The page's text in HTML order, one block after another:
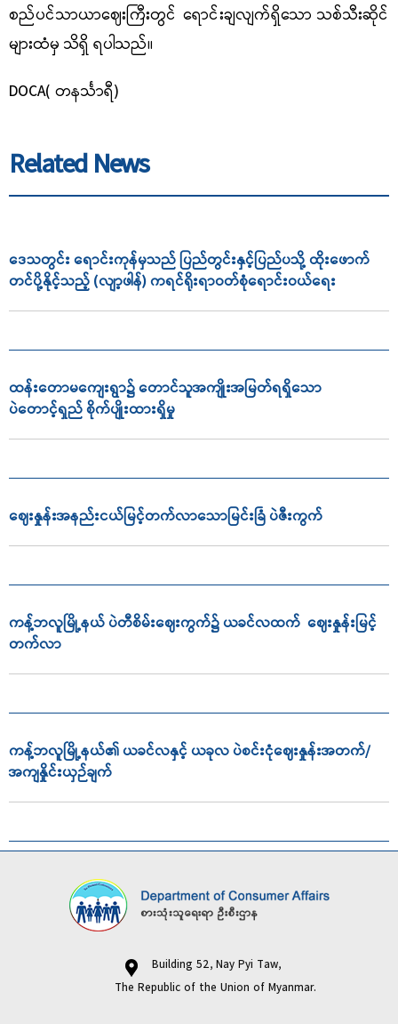
စည်ပင်သာယာဈေးကြီးတွင် ရောင်းချလျက်ရှိသော သစ်သီးဆိုင်
များထံမှ သိရှိ ရပါသည်။
DOCA( တနင်္သာရီ)
Related News
ဒေသတွင်း ရောင်းကုန်မှသည် ပြည်တွင်းနှင့်ပြည်ပသို့ ထိုးဖောက်
တင်ပို့နိုင့်သည့် (လျာ့ဖါန်) ကရင်ရိုးရာဝတ်စုံရောင်းဝယ်ရေး
ထန်းတောမကျေးရွာ၌ တောင်သူအကျိုးအမြတ်ရရှိသော
ပဲတောင့်ရှည် စိုက်ပျိုးထားရှိမှု
ဈေးနှုန်းအနည်းငယ်မြင့်တက်လာသောမြင်းခြံ ပဲဇီးကွက်
ကန့်ဘလူမြို့နယ် ပဲတီစိမ်းဈေးကွက်၌ ယခင်လထက် ဈေးနှုန်းမြင့်
တက်လာ
ကန့်ဘလူမြို့နယ်၏ ယခင်လနှင့် ယခုလ ပဲစင်းငုံဈေးနှုန်းအတက်/
အကျနှိုင်းယှဉ်ချက်
Building 52, Nay Pyi Taw,
The Republic of the Union of Myanmar.